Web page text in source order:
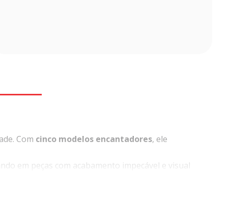
Com cinco modelos encantadores, ele
em peças com acabamento impecável e visual